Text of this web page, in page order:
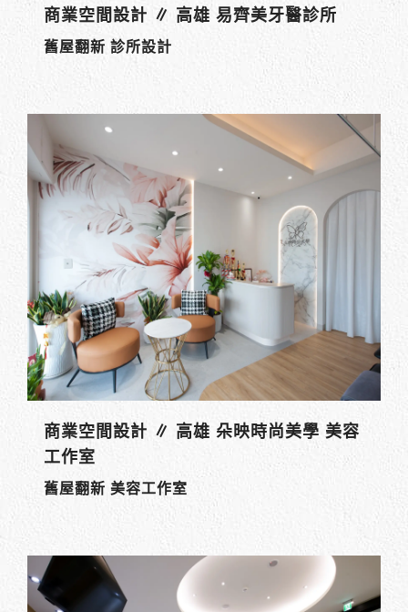
商業空間設計 ∥ 高雄 易齊美牙醫診所
舊屋翻新 診所設計
商業空間設計 ∥ 高雄 朵映時尚美學 美容
工作室
舊屋翻新 美容工作室